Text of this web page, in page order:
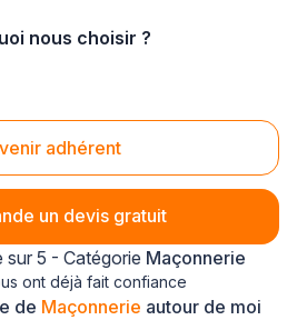
nous choisir ?
adhérent
un devis gratuit
(76210)
de Maçonnerie autour de moi
5 - Catégorie Maçonnerie
ont déjà fait confiance